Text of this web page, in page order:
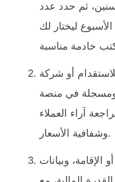
ثم حدد عدد
ليختار لك
أو شركة
ومسجلة في منصة
آراء العملاء
وشفافية الأسعار.
وبيانات